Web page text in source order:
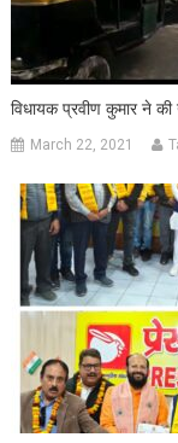
विधायक प्रवीण कुमार ने
March 22, 2021